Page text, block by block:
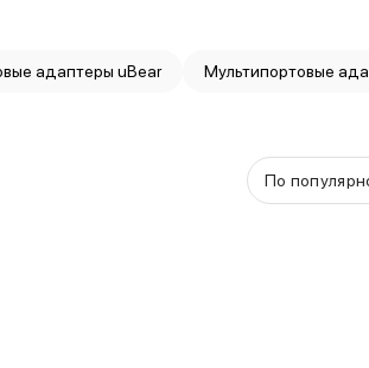
адаптеры uBear Мультипортовые
По